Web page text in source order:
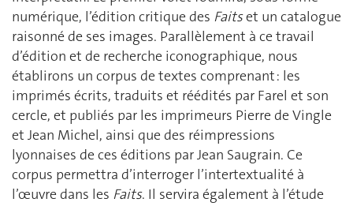
numérique, l’édition critique des Faitset un catalogue
raisonné de ses images. Parallèlement à ce travail
d’édition et de recherche iconographique, nous
établirons un corpus de textes comprenant : les
imprimés écrits, traduits et réédités par Farel et son
cercle, et publiés par les imprimeurs Pierre de Vingle
et Jean Michel, ainsi que des réimpressions
lyonnaises de ces éditions par Jean Saugrain. Ce
corpus permettra d’interroger l’intertextualité à
l’œuvre dans les Faits. Il servira également à l’étude